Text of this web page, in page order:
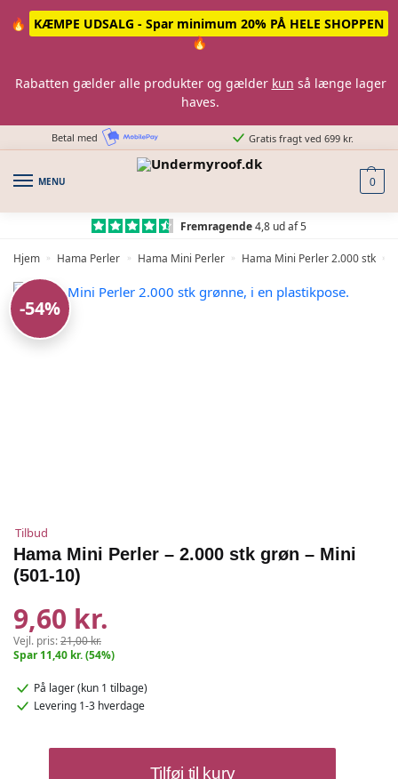
🔥
KÆMPE UDSALG - Spar minimum 20% PÅ HELE SHOPPEN
🔥
Rabatten gælder alle produkter og gælder kun så længe lager
haves.
Betal med Gratis fragt ved 699 kr.
MENU 0
Fremragende4,8 ud af 5
Hjem » Hama Perler » Hama Mini Perler » Hama Mini Perler 2.000 stk »
-54%
Tilbud
Hama Mini Perler – 2.000 stk grøn – Mini
(501-10)
9,60 kr.
Vejl. pris:21,00 kr.
Spar 11,40 kr. (54%)
På lager(kun 1 tilbage)
Levering 1-3 hverdage
Tilføj til kurv